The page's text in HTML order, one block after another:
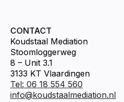
CONTACT
Koudstaal Mediation
Stoomloggerweg
8 – Unit 3.1
3133 KT Vlaardingen
Tel: 06 18 554 560
info@koudstaalmediation.nl